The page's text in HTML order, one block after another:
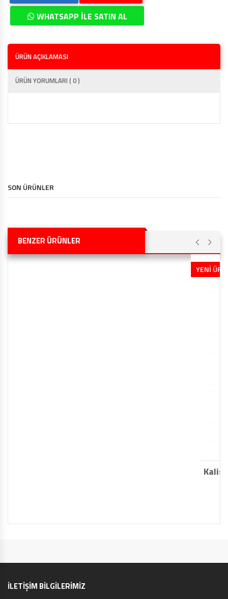
WHATSAPP İLE SATIN AL
ÜRÜN AÇIKLAMASI
ÜRÜN YORUMLARI ( 0 )
SON ÜRÜNLER
BENZER ÜRÜNLER
Kalisan retro gül ağacı rosewood
İLETİŞİM BİLGİLERİMİZ